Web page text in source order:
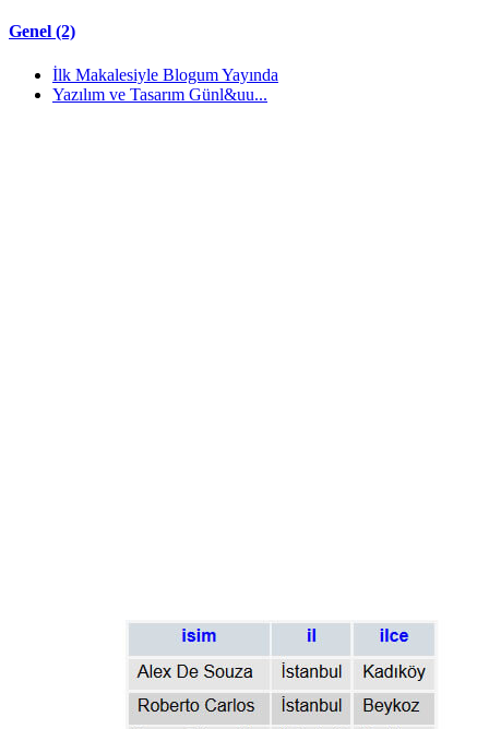
Genel (2)
İlk Makalesiyle Blogum Yayında
Yazılım ve Tasarım Günl&uu...